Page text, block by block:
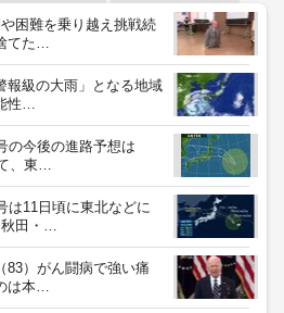
困難を乗り越え挑戦続
てた…
報級の大雨」となる地域
性…
の今後の進路予想は
、東…
は11日頃に東北などに
田・…
83）がん闘病で強い痛
は本…